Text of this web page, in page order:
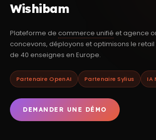
Wishibam
Plateforme de commerce unifié et agence
concevons, déployons et optimisons le
de 40 enseignes en Europe.
Partenaire OpenAI Partenaire Sylius IA
DEMANDER UNE DÉMO